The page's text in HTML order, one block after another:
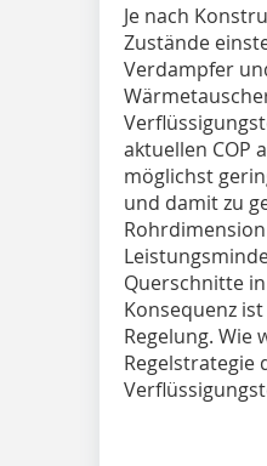
Je nach
Zustände
Verdampfer
aktuellen COP
möglichst
und damit zu
Querschnitte
Konsequenz
Regelung. Wie